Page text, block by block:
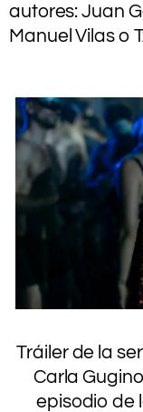
autores: Juan
Manuel Vilas o
Tráiler de la
Carla
episodio de